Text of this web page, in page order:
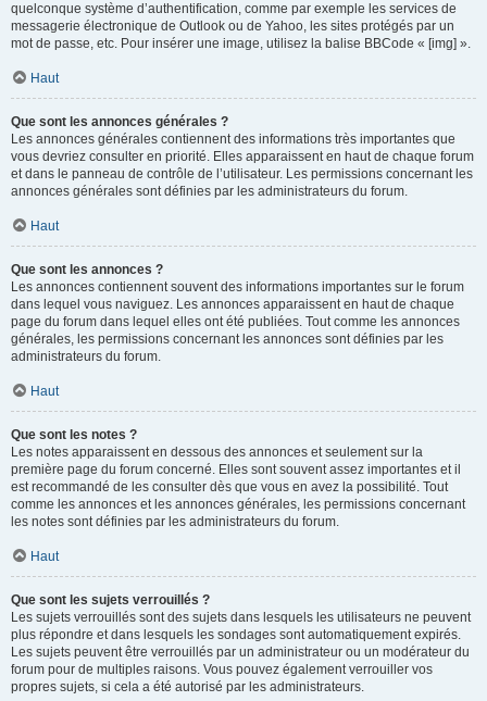
quelconque système d’authentification, comme par exemple les services de
messagerie électronique de Outlook ou de Yahoo, les sites protégés par un
mot de passe, etc. Pour insérer une image, utilisez la balise BBCode « [img] ».
Haut
Que sont les annonces générales ?
Les annonces générales contiennent des informations très importantes que
vous devriez consulter en priorité. Elles apparaissent en haut de chaque forum
et dans le panneau de contrôle de l’utilisateur. Les permissions concernant les
annonces générales sont définies par les administrateurs du forum.
Haut
Que sont les annonces ?
Les annonces contiennent souvent des informations importantes sur le forum
dans lequel vous naviguez. Les annonces apparaissent en haut de chaque
page du forum dans lequel elles ont été publiées. Tout comme les annonces
générales, les permissions concernant les annonces sont définies par les
administrateurs du forum.
Haut
Que sont les notes ?
Les notes apparaissent en dessous des annonces et seulement sur la
première page du forum concerné. Elles sont souvent assez importantes et il
est recommandé de les consulter dès que vous en avez la possibilité. Tout
comme les annonces et les annonces générales, les permissions concernant
les notes sont définies par les administrateurs du forum.
Haut
Que sont les sujets verrouillés ?
Les sujets verrouillés sont des sujets dans lesquels les utilisateurs ne peuvent
plus répondre et dans lesquels les sondages sont automatiquement expirés.
Les sujets peuvent être verrouillés par un administrateur ou un modérateur du
forum pour de multiples raisons. Vous pouvez également verrouiller vos
propres sujets, si cela a été autorisé par les administrateurs.